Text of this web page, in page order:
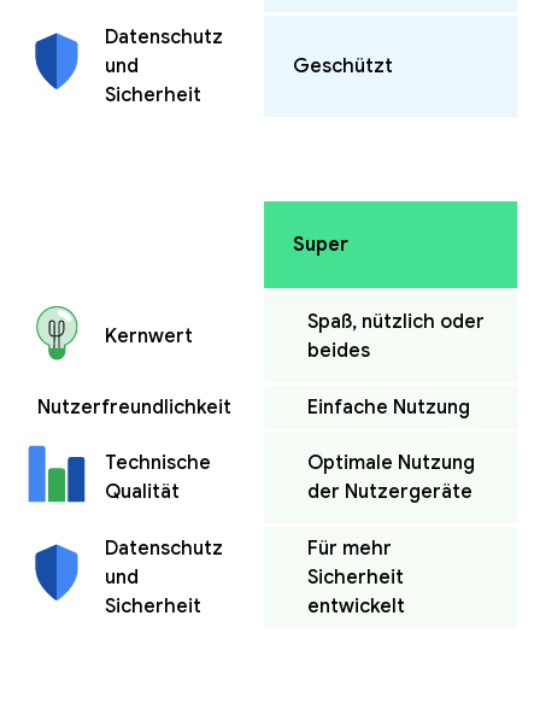
Datenschutz
und
Sicherheit
Geschützt
Super
Kernwert
Spaß, nützlich oder
beides
Nutzerfreundlichkeit Einfache Nutzung
Technische
Qualität
Optimale Nutzung
der Nutzergeräte
Datenschutz
und
Sicherheit
Für mehr
Sicherheit
entwickelt